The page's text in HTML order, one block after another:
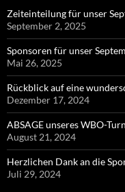
Zeiteinteilung für unser
September 2, 2025
Sponsoren für unser
Mai 26, 2025
Rückblick auf eine
Dezember 17, 2024
ABSAGE unseres WBO-
August 21, 2024
Herzlichen Dank an die
Juli 29, 2024